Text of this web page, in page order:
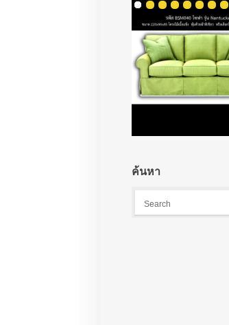
ค้นหา